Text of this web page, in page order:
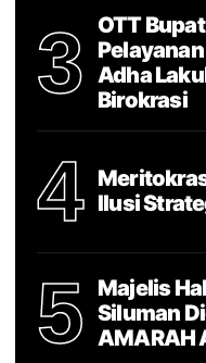
3
OTT
Adha
Birokrasi
4
Ilusi
5
Majelis
Siluman
AMARAH